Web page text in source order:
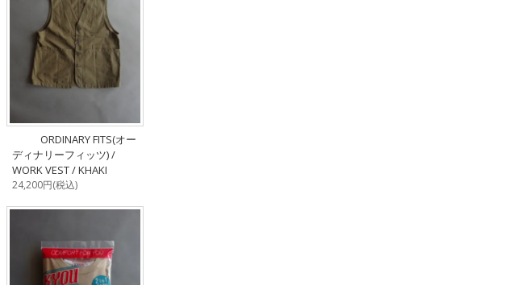
ORDINARY FITS(オー
ディナリーフィッツ) /
WORK VEST / KHAKI
24,200円(税込)